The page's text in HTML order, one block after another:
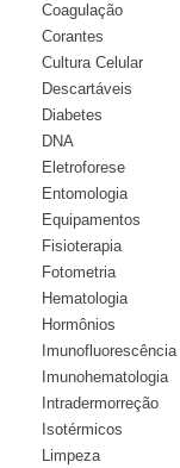
Coagulação
Corantes
Cultura Celular
Descartáveis
Diabetes
DNA
Eletroforese
Entomologia
Equipamentos
Fisioterapia
Fotometria
Hematologia
Hormônios
Imunofluorescência
Imunohematologia
Intradermorreção
Isotérmicos
Limpeza